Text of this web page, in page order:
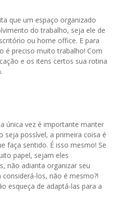
que um espaço organizado
do trabalho, seja ele de
ou home office. E para
é preciso muito trabalho! Com
e os itens certos sua rotina
única vez é importante manter
seja possível, a primeira coisa é
faça sentido. É isso mesmo! Se
papel, sejam eles
não adianta organizar seu
los, não é mesmo?!
esqueça de adaptá-las para a